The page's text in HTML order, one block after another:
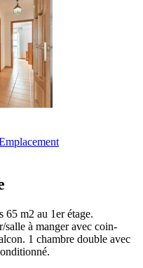
m2 au 1er étage.
à manger avec coin-
1 chambre double avec